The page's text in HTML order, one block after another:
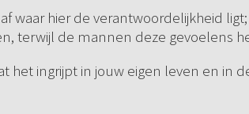
af waar hier de verantwoordelijkheid
terwijl de mannen deze gevoelens
het ingrijpt in jouw eigen leven en in